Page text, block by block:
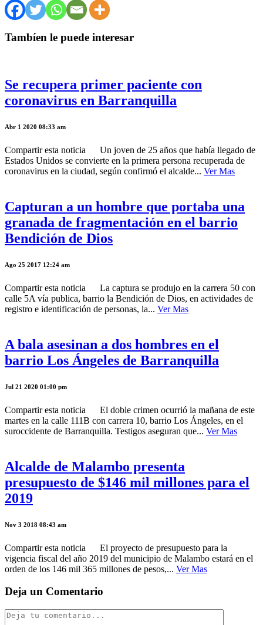
Tambíen le puede interesar
Se recupera primer paciente con
coronavirus en Barranquilla
Abr 1 2020 08:33 am
Compartir esta noticia Un joven de 25 años que había llegado de
Estados Unidos se convierte en la primera persona recuperada de
coronavirus en la ciudad, según confirmó el alcalde... Ver Mas
Capturan a un hombre que portaba una
granada de fragmentación en el barrio
Bendición de Dios
Ago 25 2017 12:24 am
Compartir esta noticia La captura se produjo en la carrera 50 con
calle 5A vía publica, barrio la Bendición de Dios, en actividades de
registro e identificación de personas, la... Ver Mas
A bala asesinan a dos hombres en el
barrio Los Ángeles de Barranquilla
Jul 21 2020 01:00 pm
Compartir esta noticia El doble crimen ocurrió la mañana de este
martes en la calle 111B con carrera 10, barrio Los Ángeles, en el
suroccidente de Barranquilla. Testigos aseguran que... Ver Mas
Alcalde de Malambo presenta
presupuesto de $146 mil millones para el
2019
Nov 3 2018 08:43 am
Compartir esta noticia El proyecto de presupuesto para la
vigencia fiscal del año 2019 del municipio de Malambo estará en el
orden de los 146 mil 365 millones de pesos,... Ver Mas
Deja un Comentario